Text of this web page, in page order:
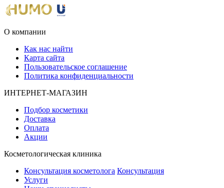
О компании
Как нас найти
Карта сайта
Пользовательское соглашение
Политика конфиденциальности
ИНТЕРНЕТ-МАГАЗИН
Подбор косметики
Доставка
Оплата
Акции
Косметологическая клиника
Консультация косметолога Консультация
Услуги